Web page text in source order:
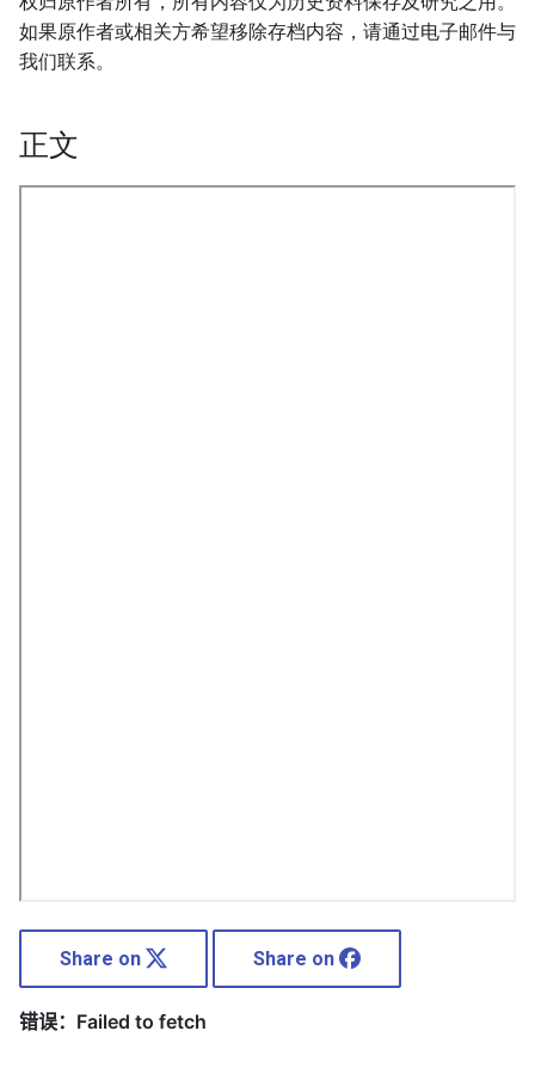
如果原作者或相关方希望移除存档内容，请通过电子邮件与
我们联系。
正文
Share on Share on